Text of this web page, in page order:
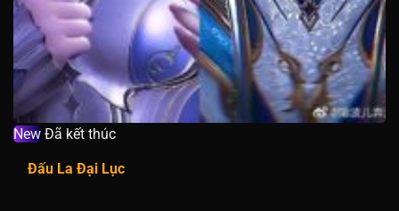
New Đã kết thúc
Đấu La Đại Lục